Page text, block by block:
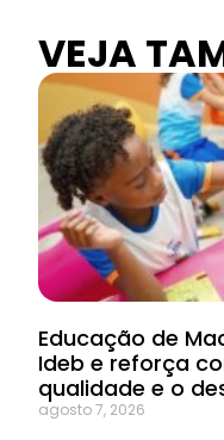
VEJA
Educação de
Ideb e reforça
qualidade e o
agosto 7, 2026